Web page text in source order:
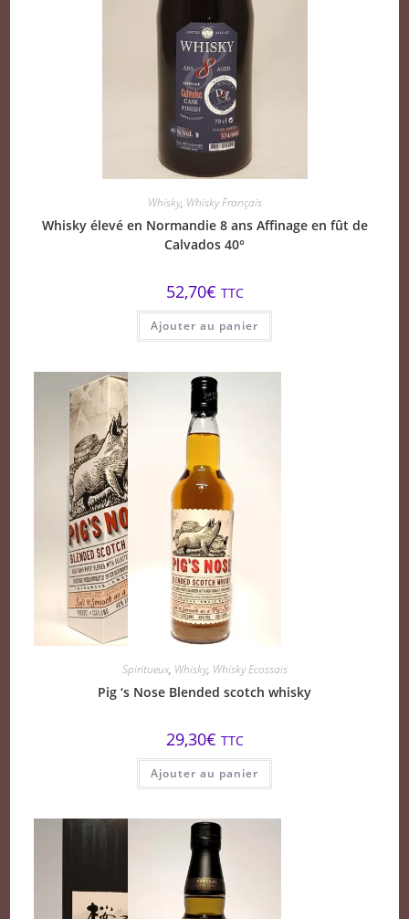
Whisky, Whisky Français
Whisky élevé en Normandie 8 ans Affinage en fût de
Calvados 40°
52,70€ TTC
Ajouter au panier
Spiritueux, Whisky, Whisky Ecossais
Pig ‘s Nose Blended scotch whisky
29,30€ TTC
Ajouter au panier